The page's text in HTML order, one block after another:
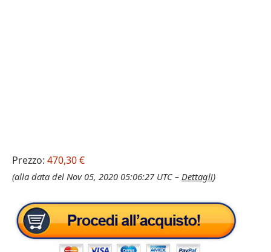
Prezzo: 470,30 €
(alla data del Nov 05, 2020 05:06:27 UTC – Dettagli)